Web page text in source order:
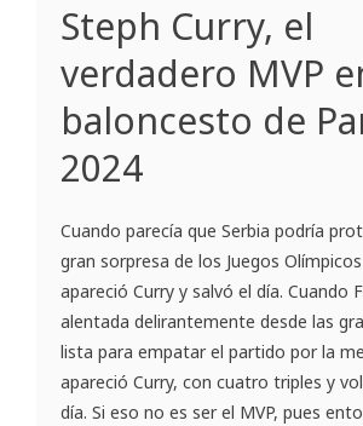
Steph Curry, el
verdadero MVP
baloncesto de
2024
Cuando parecía que Serbia podría
gran sorpresa de los Juegos
apareció Curry y salvó el día. Cuando
alentada delirantemente desde las
lista para empatar el partido por la
apareció Curry, con cuatro triples y
día. Si eso no es ser el MVP, pues